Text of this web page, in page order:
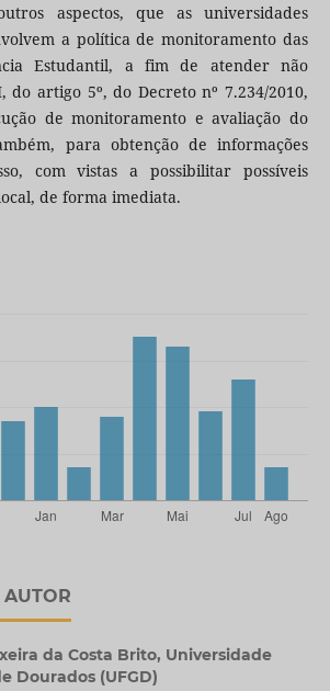
aspectos, que as universidades
a política de monitoramento das
Estudantil, a fim de atender não
do artigo 5º, do Decreto nº 7.234/2010,
de monitoramento e avaliação do
para obtenção de informações
com vistas a possibilitar possíveis
de forma imediata.
da Costa Brito, Universidade
Dourados (UFGD)